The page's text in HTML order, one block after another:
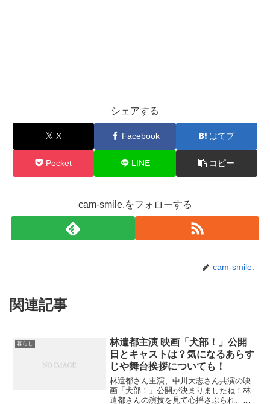
シェアする
X Facebook はてブ
Pocket LINE コピー
cam-smile.をフォローする
cam-smile.
関連記事
暮らし
林遣都主演 映画「犬部！」公開
日とキャストは？気になるあらす
じや舞台挨拶についても！
林遣都さん主演、中川大志さん共演の映
画「犬部！」公開が決まりましたね！林
遣都さんの演技を見て心揺さぶられ、中